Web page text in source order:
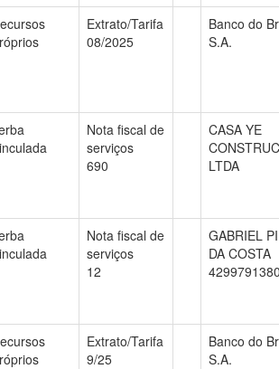
Extrato/Tarifa
08/2025
Banco do
S.A.
Nota fiscal de
serviços
690
CASA YE
LTDA
Nota fiscal de
serviços
12
GABRIEL
DA COSTA
Extrato/Tarifa
9/25
Banco do
S.A.